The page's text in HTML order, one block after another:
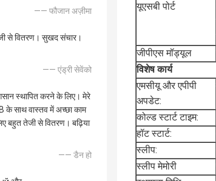
—— फौजान अज़ीमा
से वितरण। सुखद संचार।
—— एंड्री सेवेंको
स्थापित करने के लिए। मेरे
के साथ वास्तव में अच्छा काम
बहुत तेजी से वितरण। बढ़िया
—— डैन हो
यूएसबी पोर्ट
जीपीएस मॉड्यूल
विशेष कार्य
एमसीयू और एपीपी
अपडेट:
कोल्ड स्टार्ट टाइम:
हॉट स्टार्ट:
स्लीप:
स्लीप मेमोरी